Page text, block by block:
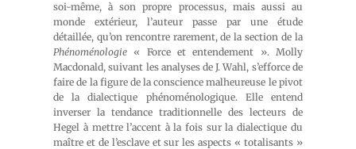
soi-même, à son propre processus, mais aussi au
monde extérieur, l’auteur passe par une étude
détaillée, qu’on rencontre rarement, de la section de la
Phénoménologie « Force et entendement ». Molly
Macdonald, suivant les analyses de J. Wahl, s’efforce de
faire de la figure de la conscience malheureuse le pivot
de la dialectique phénoménologique. Elle entend
inverser la tendance traditionnelle des lecteurs de
Hegel à mettre l’accent à la fois sur la dialectique du
maître et de l’esclave et sur les aspects « totalisants »